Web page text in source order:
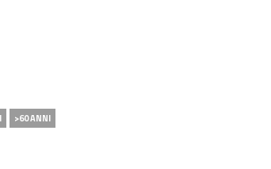
>60 ANNI